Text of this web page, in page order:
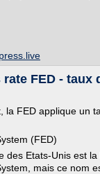
FED - taux
la FED applique un
(FED)
des Etats-Unis est
mais ce nom